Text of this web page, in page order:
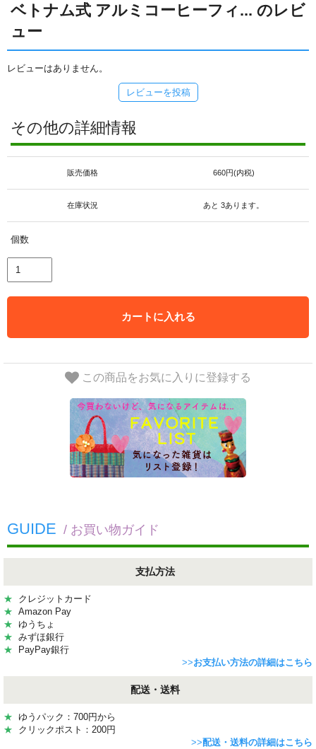
ベトナム式 アルミコーヒーフィ... のレビ
ュー
レビューはありません。
レビューを投稿
その他の詳細情報
販売価格 660円(内税)
在庫状況 あと 3あります。
個数
カートに入れる
この商品をお気に入りに登録する
GUIDE / お買い物ガイド
支払方法
★ クレジットカード
★ Amazon Pay
★ ゆうちょ
★ みずほ銀行
★ PayPay銀行
>>お支払い方法の詳細はこちら
配送・送料
★ ゆうパック：700円から
★ クリックポスト：200円
>>配送・送料の詳細はこちら